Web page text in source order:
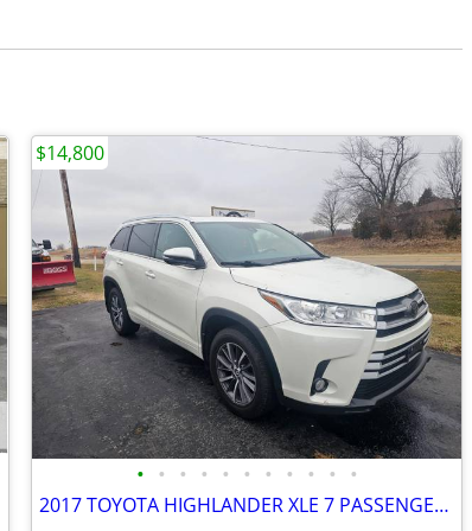
• • • • • • • • • • •
2017 TOYOTA HIGHLANDER XLE 7 PASSENGER LIKE NEW! AWD, LEATHER
$14,800